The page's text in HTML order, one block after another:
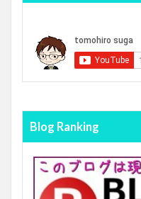
Blog Ranking